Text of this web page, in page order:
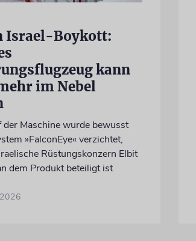
Israel-Boykott:
kann
im Nebel
der Maschine wurde bewusst
»FalconEye« verzichtet,
Rüstungskonzern Elbit
dem Produkt beteiligt ist